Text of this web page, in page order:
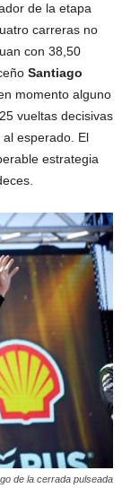
de la etapa
carreras no
con 38,50
Santiago
momento alguno
vueltas decisivas
esperado. El
estrategia
de la cerrada pulseada